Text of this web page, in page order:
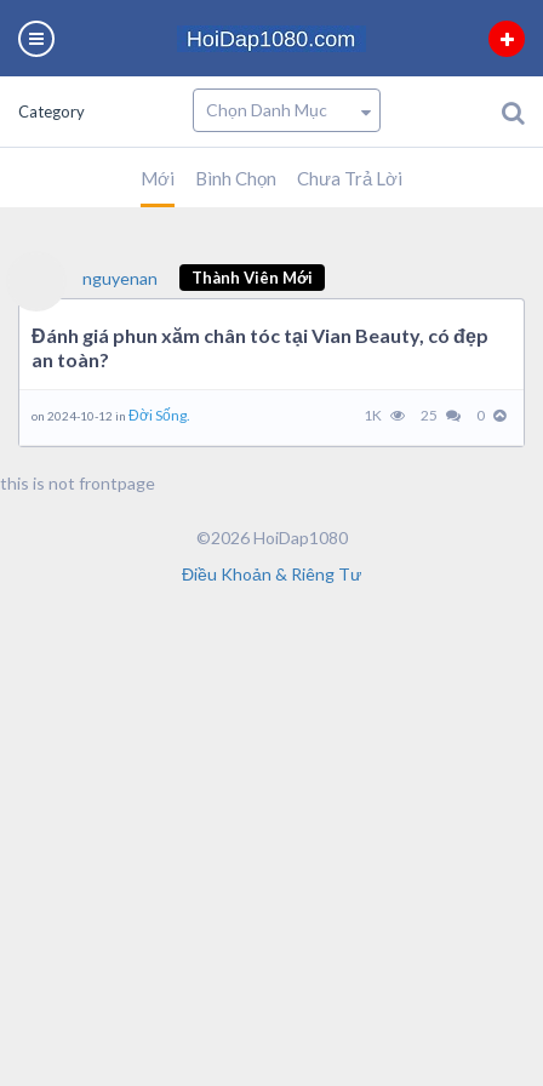
Category
Mới Bình Chọn Chưa Trả Lời
nguyenan Thành Viên Mới
Đánh giá phun xăm chân tóc tại Vian Beauty, có đẹp
an toàn?
on 2024-10-12 in Đời Sống. 1K 25 0
this is not frontpage
©2026 HoiDap1080
Điều Khoản & Riêng Tư